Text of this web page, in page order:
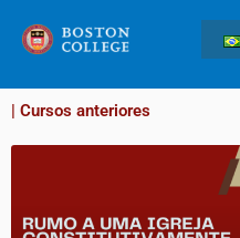
| Cursos anteriores